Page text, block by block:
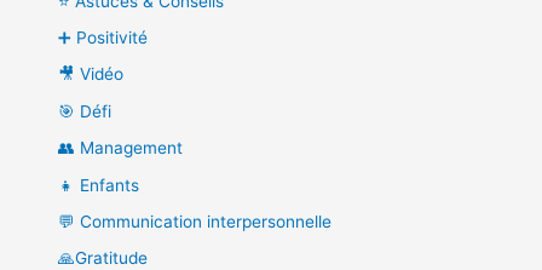
➕ Positivité
🎥 Vidéo
🎯 Défi
👥 Management
👧 Enfants
💬 Communication interpersonnelle
🙏Gratitude